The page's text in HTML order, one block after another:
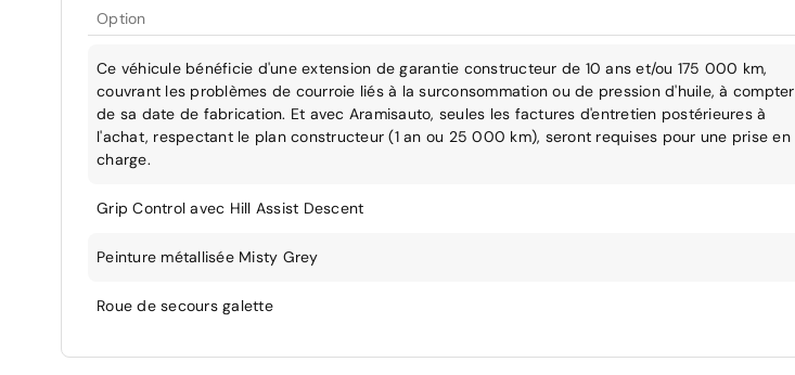
Option
Ce véhicule bénéficie d'une extension de garantie constructeur de 10 ans et/ou 175 000 km,
couvrant les problèmes de courroie liés à la surconsommation ou de pression d'huile, à compter
de sa date de fabrication. Et avec Aramisauto, seules les factures d'entretien postérieures à
l'achat, respectant le plan constructeur (1 an ou 25 000 km), seront requises pour une prise en
charge.
Grip Control avec Hill Assist Descent
Peinture métallisée Misty Grey
Roue de secours galette